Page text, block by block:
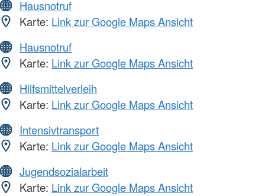
Hausnotruf
Karte: Link zur Google Maps Ansicht
Hausnotruf
Karte: Link zur Google Maps Ansicht
Hilfsmittelverleih
Karte: Link zur Google Maps Ansicht
Intensivtransport
Karte: Link zur Google Maps Ansicht
Jugendsozialarbeit
Karte: Link zur Google Maps Ansicht